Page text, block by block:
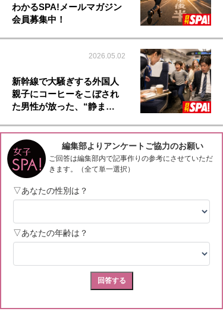
わかるSPA!メールマガジン
会員募集中！
2026.05.02
新幹線で大騒ぎする外国人
親子にコーヒーをこぼされ
た男性が放った、“静ま…